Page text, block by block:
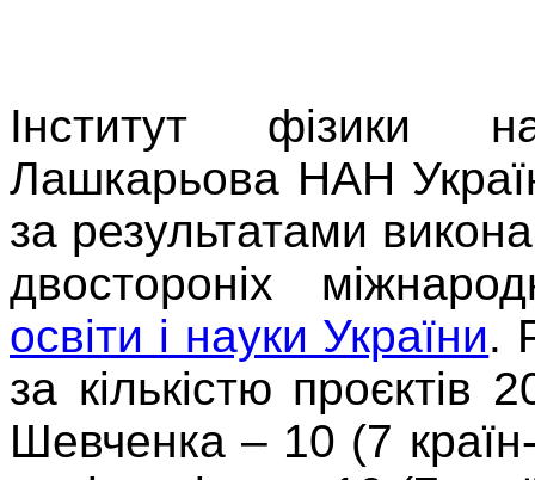
Інститут фізики
Лашкарьова НАН
за результатами
двостороніх
освіти і науки України.
за кількістю
Шевченка – 10 (7